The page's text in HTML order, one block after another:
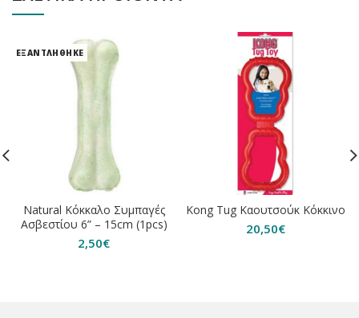
ΕΞΑΝΤΛΗΘΗΚΕ
Natural Κόκκαλο Συμπαγές
Ασβεστίου 6” – 15cm (1pcs)
2,50€
Kong Tug Καουτσούκ Κόκκινο
20,50€